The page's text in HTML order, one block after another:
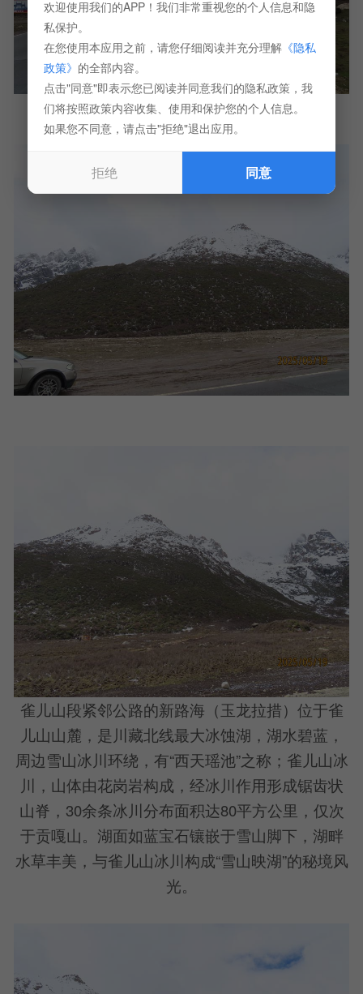
雀儿山段紧邻公路的新路海（玉龙拉措）位于雀
儿山山麓，是川藏北线最大冰蚀湖，湖水碧蓝，
周边雪山冰川环绕，有“西天瑶池”之称；雀儿山冰
川，山体由花岗岩构成，经冰川作用形成锯齿状
山脊，30余条冰川分布面积达80平方公里，仅次
于贡嘎山。湖面如蓝宝石镶嵌于雪山脚下，湖畔
水草丰美，与雀儿山冰川构成“雪山映湖”的秘境风
光。
欢迎使用我们的APP！我们非常重视您的个人信息和隐
私保护。
在您使用本应用之前，请您仔细阅读并充分理解《隐私
政策》 的全部内容。
点击"同意"即表示您已阅读并同意我们的隐私政策，我
们将按照政策内容收集、使用和保护您的个人信息。
如果您不同意，请点击"拒绝"退出应用。
拒绝 同意